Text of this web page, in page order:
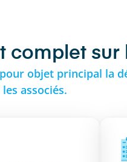
sur
objet principal la
associés.